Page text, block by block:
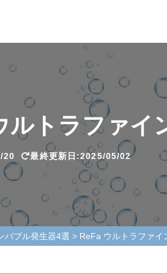
ルトラファイ
20 最終更新日:2025/05/02
バブル発生器4選 > ReFa ウルトラファイ